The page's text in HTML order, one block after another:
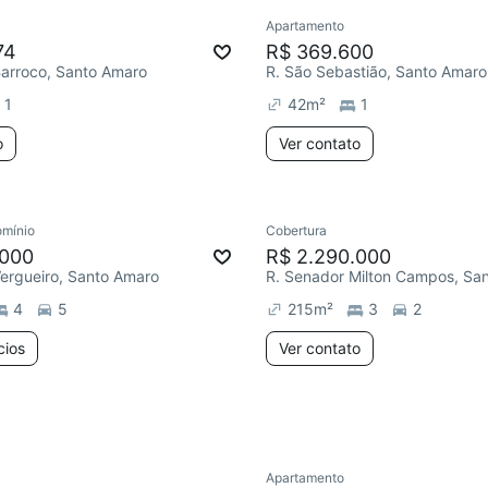
Santo Amaro
1
Apartamento
R$ 369.600
R. São Sebastião, Santo Amaro
42m² 1
Ver contato
Santo Amaro
4
5
Cobertura
R$ 2.290.000
215m² 3 2
Ver contato
Apartamento